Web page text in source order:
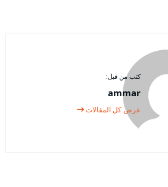
كتب من قبل:
ammar
عرض كل المقالات